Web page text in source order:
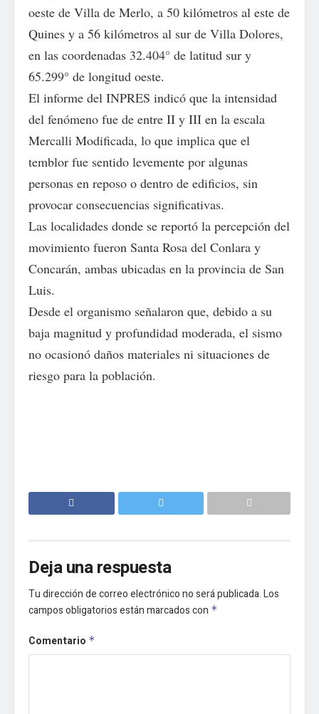
oeste de Villa de Merlo, a 50 kilómetros al este de
Quines y a 56 kilómetros al sur de Villa Dolores,
en las coordenadas 32.404° de latitud sur y
65.299° de longitud oeste.
El informe del INPRES indicó que la intensidad
del fenómeno fue de entre II y III en la escala
Mercalli Modificada, lo que implica que el
temblor fue sentido levemente por algunas
personas en reposo o dentro de edificios, sin
provocar consecuencias significativas.
Las localidades donde se reportó la percepción del
movimiento fueron Santa Rosa del Conlara y
Concarán, ambas ubicadas en la provincia de San
Luis.
Desde el organismo señalaron que, debido a su
baja magnitud y profundidad moderada, el sismo
no ocasionó daños materiales ni situaciones de
riesgo para la población.
Deja una respuesta
Tu dirección de correo electrónico no será publicada.Los
campos obligatorios están marcados con *
Comentario *